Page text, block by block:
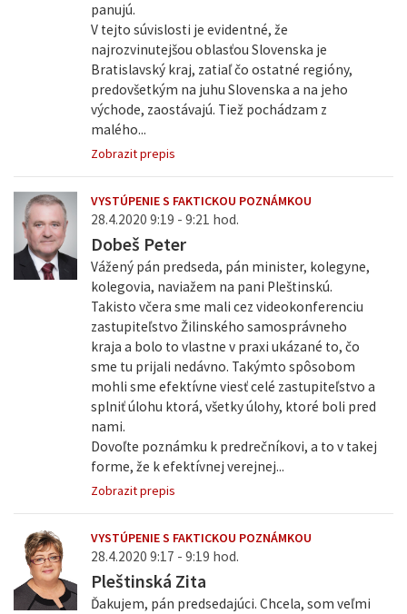
panujú.
V tejto súvislosti je evidentné, že
najrozvinutejšou oblasťou Slovenska je
Bratislavský kraj, zatiaľ čo ostatné regióny,
predovšetkým na juhu Slovenska a na jeho
východe, zaostávajú. Tiež pochádzam z
malého...
Zobrazit prepis
VYSTÚPENIE S FAKTICKOU POZNÁMKOU
28.4.2020 9:19 - 9:21 hod.
Dobeš Peter
Vážený pán predseda, pán minister, kolegyne,
kolegovia, naviažem na pani Pleštinskú.
Takisto včera sme mali cez videokonferenciu
zastupiteľstvo Žilinského samosprávneho
kraja a bolo to vlastne v praxi ukázané to, čo
sme tu prijali nedávno. Takýmto spôsobom
mohli sme efektívne viesť celé zastupiteľstvo a
splniť úlohu ktorá, všetky úlohy, ktoré boli pred
nami.
Dovoľte poznámku k predrečníkovi, a to v takej
forme, že k efektívnej verejnej...
Zobrazit prepis
VYSTÚPENIE S FAKTICKOU POZNÁMKOU
28.4.2020 9:17 - 9:19 hod.
Pleštinská Zita
Ďakujem, pán predsedajúci. Chcela, som veľmi